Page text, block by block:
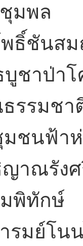
มพล
พธิ์ชันส
ชาป่า
ธรรมช
มชนฟ้า
ญาณรัง
มพิทักษ์
รมย์โน